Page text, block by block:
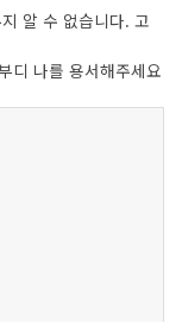
알 수 없습니다. 고
디 나를 용서해주세요